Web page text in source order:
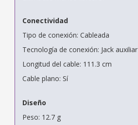
Conectividad
Tipo de conexión: Cableada
Tecnología de conexión: Jack auxiliar
Longitud del cable: 111.3 cm
Cable plano: Sí
Diseño
Peso: 12.7 g